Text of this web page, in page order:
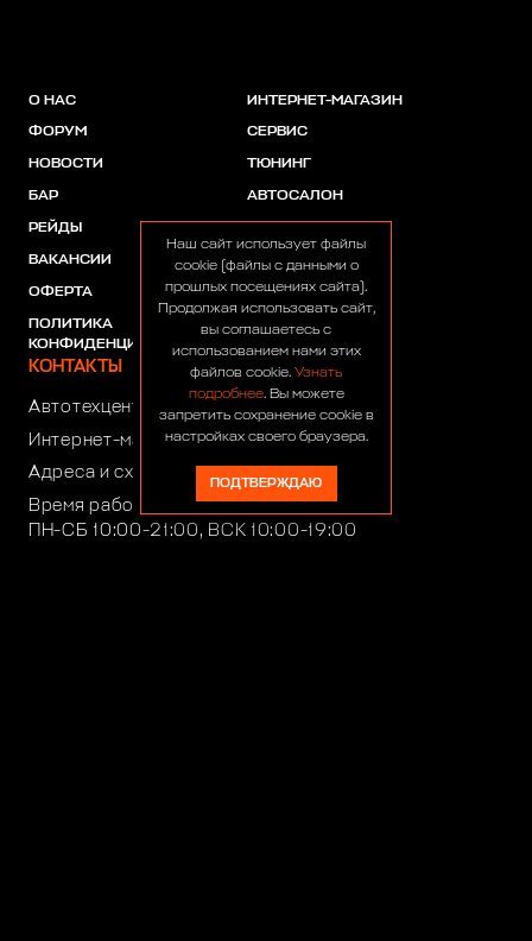
О НАС
ФОРУМ
НОВОСТИ
БАР
РЕЙДЫ
ВАКАНСИИ
ОФЕРТА
ПОЛИТИКА
КОНФИДЕНЦИАЛЬНОСТИ
ИНТЕРНЕТ-МАГАЗИН
СЕРВИС
ТЮНИНГ
АВТОСАЛОН
ПАРТНЕРЫ
КОНТАКТЫ
Автотехцентр:
Интернет-магазин:+7 (916) 922-44-44
Адреса и схемы проезда
Время работы автотехцентра:
ПН-СБ 10:00-21:00, ВСК 10:00-19:00
Наш сайт использует файлы
cookie (файлы с данными о
прошлых посещениях сайта).
Продолжая использовать сайт,
вы соглашаетесь с
использованием нами этих
файлов cookie. Узнать
подробнее. Вы можете
запретить сохранение cookie в
настройках своего браузера.
ПОДТВЕРЖДАЮ